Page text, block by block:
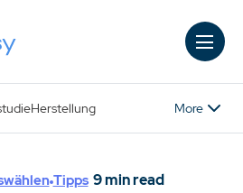
Herstellung More
Tipps 9min read